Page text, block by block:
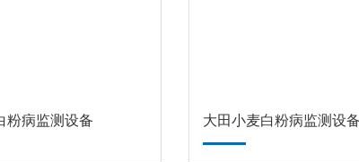
粉病监测设备 大田小麦白粉病监测设备